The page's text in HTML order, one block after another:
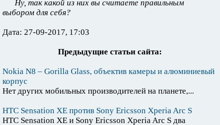
Ну, так какой из них вы считаете правильным
выбором для себя?
Дата: 27-09-2017, 17:03
Предыдущие статьи сайта:
Nokia N8 – Gorilla Glass, объектив камеры и алюминиевый
корпус
Нет других мобильных производителей на планете,...
HTC Sensation XE против Sony Ericsson Xperia Arc S
HTC Sensation XE и Sony Ericsson Xperia Arc S два